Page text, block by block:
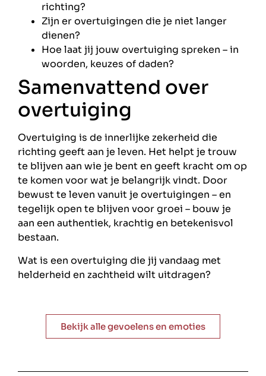
richting?
Zijn er overtuigingen die je niet langer
dienen?
Hoe laat jij jouw overtuiging spreken – in
woorden, keuzes of daden?
Samenvattend over
overtuiging
Overtuiging is de innerlijke zekerheid die
richting geeft aan je leven. Het helpt je trouw
te blijven aan wie je bent en geeft kracht om op
te komen voor wat je belangrijk vindt. Door
bewust te leven vanuit je overtuigingen – en
tegelijk open te blijven voor groei – bouw je
aan een authentiek, krachtig en betekenisvol
bestaan.
Wat is een overtuiging die jij vandaag met
helderheid en zachtheid wilt uitdragen?
Bekijk alle gevoelens en emoties